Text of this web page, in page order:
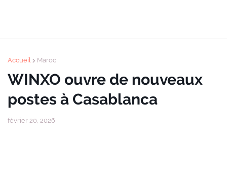
Accueil Maroc
WINXO ouvre de nouveaux
postes à Casablanca
février 20, 2026